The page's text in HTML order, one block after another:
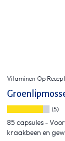
Vitaminen Op Recept
(5)
85 capsules -
kraakbeen en